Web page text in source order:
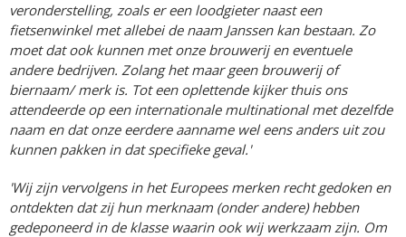
veronderstelling, zoals er een loodgieter naast een
fietsenwinkel met allebei de naam Janssen kan bestaan. Zo
moet dat ook kunnen met onze brouwerij en eventuele
andere bedrijven. Zolang het maar geen brouwerij of
biernaam/ merk is. Tot een oplettende kijker thuis ons
attendeerde op een internationale multinational met dezelfde
naam en dat onze eerdere aanname wel eens anders uit zou
kunnen pakken in dat specifieke geval.'
'Wij zijn vervolgens in het Europees merken recht gedoken en
ontdekten dat zij hun merknaam (onder andere) hebben
gedeponeerd in de klasse waarin ook wij werkzaam zijn. Om